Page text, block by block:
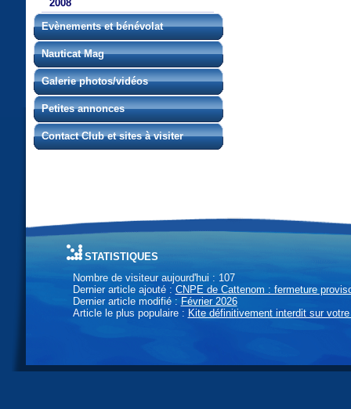
2008
Evènements et bénévolat
Nauticat Mag
Galerie photos/vidéos
Petites annonces
Contact Club et sites à visiter
statistiques
Nombre de visiteur aujourd'hui : 107
Dernier article ajouté : CNPE de Cattenom : fermeture
Dernier article modifié : Février 2026
Article le plus populaire : Kite définitivement interdit sur